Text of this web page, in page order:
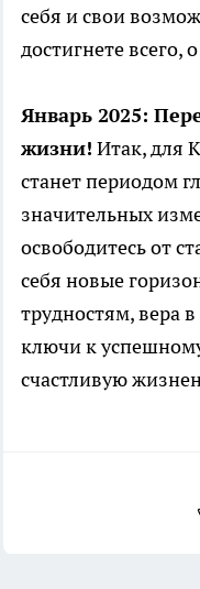
себя и свои
достигнете всего,
Январь 2025:
жизни! Итак, для
станет периодом
значительных
освободитесь от
себя новые
трудностям, вера
ключи к
счастливую